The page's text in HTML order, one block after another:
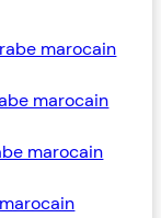
marocain
marocain
marocain